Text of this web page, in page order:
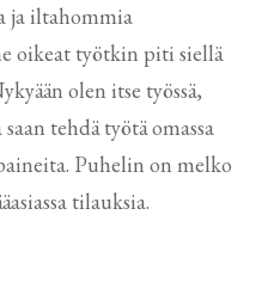
ja iltahommia
oikeat työtkin piti siellä
olen itse työssä,
tehdä työtä omassa
Puhelin on melko
tilauksia.